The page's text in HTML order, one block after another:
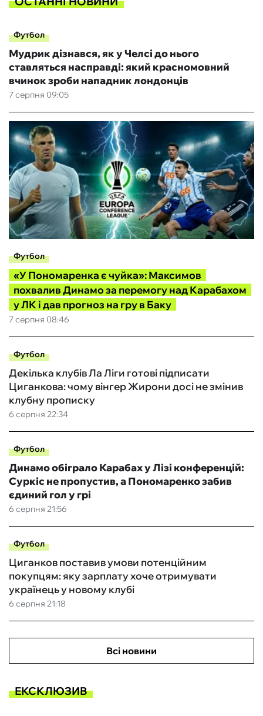
Футбол
7 серпня 09:05
Мудрик дізнався, як у Челсі до нього
ставляться насправді: який красномовний
вчинок зроби нападник лондонців
Футбол
7 серпня 08:46
«У Пономаренка є чуйка»: Максимов
похвалив Динамо за перемогу над Карабахом
у ЛК і дав прогноз на гру в Баку
Футбол
6 серпня 22:34
Декілька клубів Ла Ліги готові підписати
Циганкова: чому вінгер Жирони досі не змінив
клубну прописку
Футбол
6 серпня 21:56
Динамо обіграло Карабах у Лізі конференцій:
Суркіс не пропустив, а Пономаренко забив
єдиний гол у грі
Футбол
6 серпня 21:18
Циганков поставив умови потенційним
покупцям: яку зарплату хоче отримувати
українець у новому клубі
Всі новини
ЕКСКЛЮЗИВ